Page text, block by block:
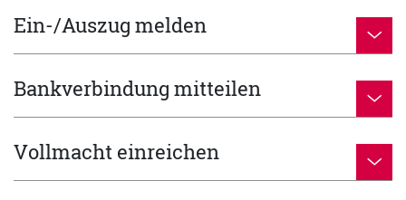
Ein-/Auszug melden
Bankverbindung mitteilen
Vollmacht einreichen